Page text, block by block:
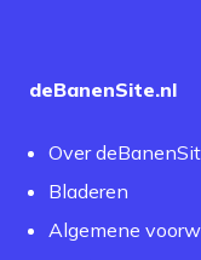
deBanenSite.nl
Over
Bladeren
Algemene